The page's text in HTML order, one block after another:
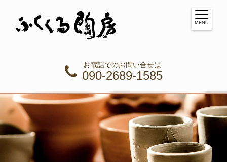
お電話でのお問い合せは
090-2689-1585
MENU